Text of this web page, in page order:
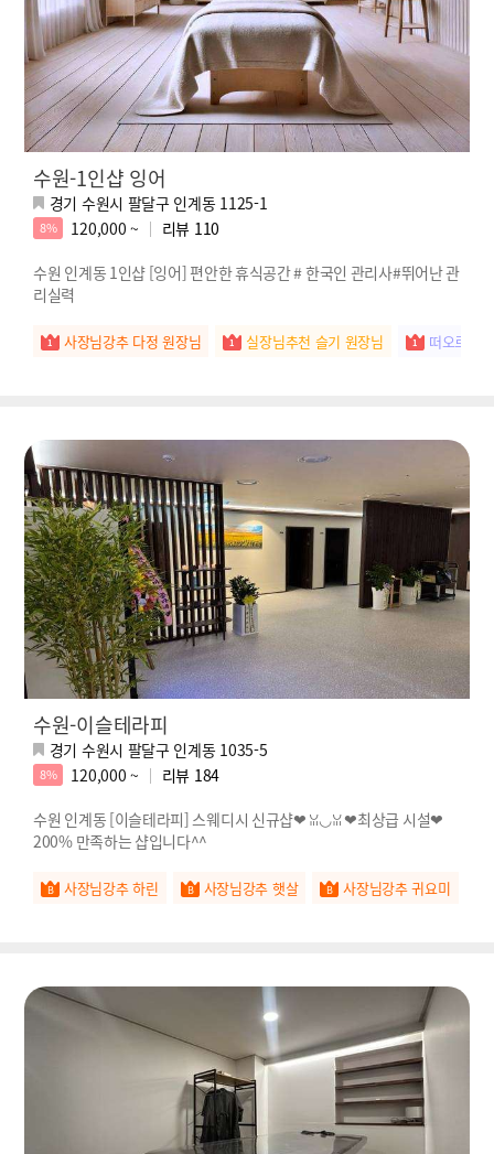
수원-1인샵 잉어
경기 수원시 팔달구 인계동 1125-1
8% 120,000 ~ 리뷰 110
수원 인계동 1인샵 [잉어] 편안한 휴식공간 # 한국인 관리사#뛰어난 관
리실력
사장님강추 다정 원장님 실장님추천 슬기 원장님 떠오르는
수원-이슬테라피
경기 수원시 팔달구 인계동 1035-5
8% 120,000 ~ 리뷰 184
수원 인계동 [이슬테라피] 스웨디시 신규샵❤ ꈍ◡ꈍ ❤최상급 시설❤
200% 만족하는 샵입니다^^
사장님강추 하린 사장님강추 햇살 사장님강추 귀요미